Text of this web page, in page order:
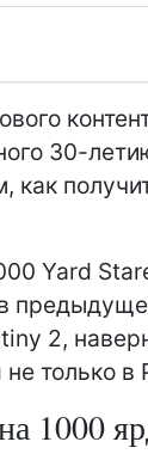
30-
Yard
2,
только в
1000